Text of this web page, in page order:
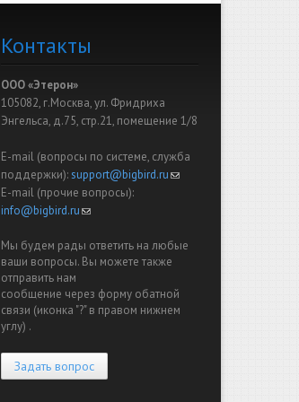
Контакты
ООО «Этерон»
105082, г.Москва, ул. Фридриха
Энгельса, д.75, стр.21, помещение 1/8
E-mail (вопросы по системе, служба
поддержки):support@bigbird.ru(link sends e-mail)
E-mail (прочие вопросы):
info@bigbird.ru(link sends e-mail)
Мы будем рады ответить на любые
ваши вопросы. Вы можете также
отправить нам
сообщение через форму обатной
связи (иконка "?" в правом нижнем
углу) .
Задать вопрос